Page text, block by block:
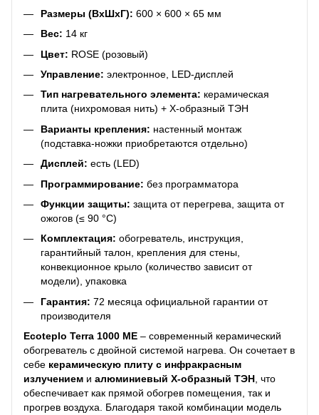
Размеры (ВхШхГ): 600 × 600 × 65 мм
Вес: 14 кг
Цвет: ROSE (розовый)
Управление: электронное, LED-дисплей
Тип нагревательного элемента: керамическая
плита (нихромовая нить) + Х-образный ТЭН
Варианты крепления: настенный монтаж
(подставка-ножки приобретаются отдельно)
Дисплей: есть (LED)
Программирование: без программатора
Функции защиты: защита от перегрева, защита от
ожогов (≤ 90 °С)
Комплектация: обогреватель, инструкция,
гарантийный талон, крепления для стены,
конвекционное крыло (количество зависит от
модели), упаковка
Гарантия: 72 месяца официальной гарантии от
производителя
Ecoteplo Terra 1000 ME – современный керамический
обогреватель с двойной системой нагрева. Он сочетает в
себе керамическую плиту с инфракрасным
излучением и алюминиевый Х-образный ТЭН , что
обеспечивает как прямой обогрев помещения, так и
прогрев воздуха. Благодаря такой комбинации модель